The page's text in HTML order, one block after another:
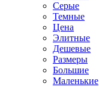
Серые
Темные
Цена
Элитные
Дешевые
Размеры
Большие
Маленькие